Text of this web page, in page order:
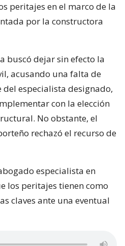
peritajes en el marco de la
por la constructora
buscó dejar sin efecto la
acusando una falta de
especialista designado,
con la elección
No obstante, el
rechazó el recurso de
especialista en
los peritajes tienen como
claves ante una eventual